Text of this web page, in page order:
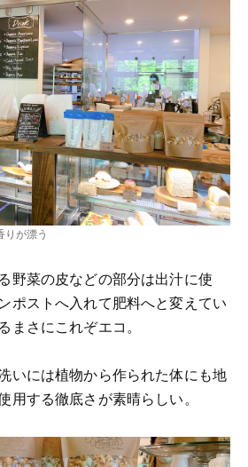
りが漂う
野菜の皮などの部分は出汁に使
ポストへ入れて肥料へと変えてい
まさにこれぞエコ。
いには植物から作られた体にも地
用する徹底さが素晴らしい。